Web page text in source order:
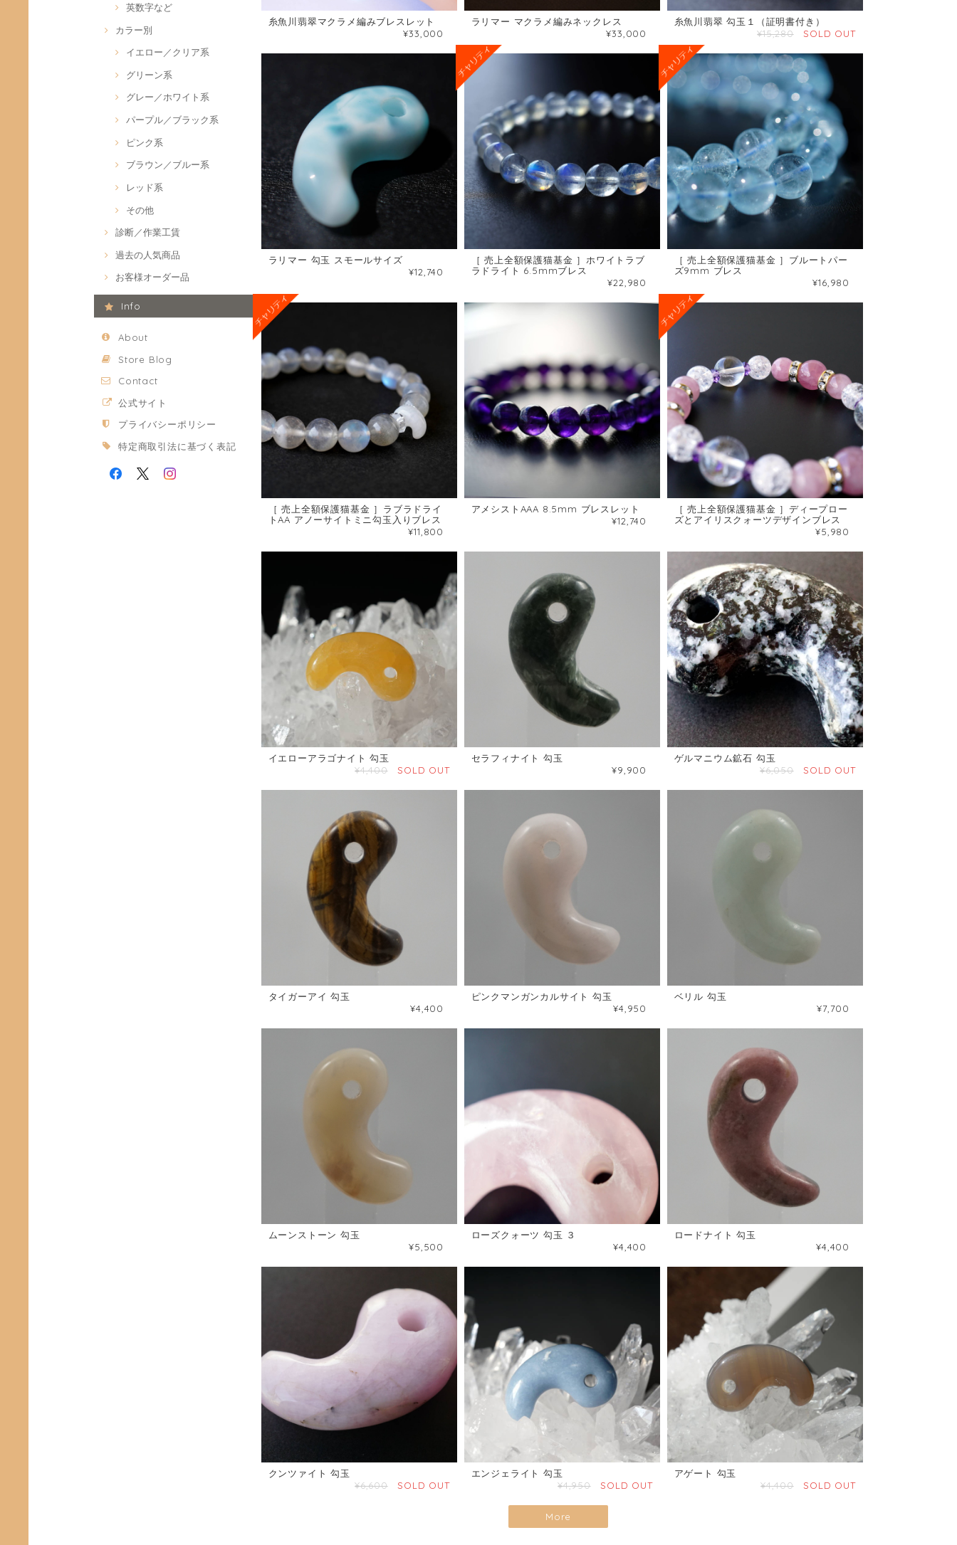
英数字など
カラー別
イエロー／クリア系
グリーン系
グレー／ホワイト系
パープル／ブラック系
ピンク系
ブラウン／ブルー系
レッド系
その他
診断／作業工賃
過去の人気商品
お客様オーダー品
Info
About
Store Blog
Contact
公式サイト
プライバシーポリシー
特定商取引法に基づく表記
糸魚川翡翠マクラメ編みブレスレット
¥33,000
ラリマー マクラメ編みネックレス
¥33,000
糸魚川翡翠 勾玉１（証明書付き）
¥15,280
SOLD OUT
ラリマー 勾玉 スモールサイズ
¥12,740
［ 売上全額保護猫基金 ］ホワイトラブ
ラドライト 6.5mmブレス
¥22,980
［ 売上全額保護猫基金 ］ブルートパー
ズ9mm ブレス
¥16,980
［ 売上全額保護猫基金 ］ラブラドライ
トAA アノーサイトミニ勾玉入りブレス
¥11,800
アメシストAAA 8.5mm ブレスレット
¥12,740
［ 売上全額保護猫基金 ］ディープロー
ズとアイリスクォーツデザインブレス
¥5,980
イエローアラゴナイト 勾玉
¥4,400
SOLD OUT
セラフィナイト 勾玉
¥9,900
ゲルマニウム鉱石 勾玉
¥6,050
SOLD OUT
タイガーアイ 勾玉
¥4,400
ピンクマンガンカルサイト 勾玉
¥4,950
ベリル 勾玉
¥7,700
ムーンストーン 勾玉
¥5,500
ローズクォーツ 勾玉 ３
¥4,400
ロードナイト 勾玉
¥4,400
クンツァイト 勾玉
¥6,600
SOLD OUT
エンジェライト 勾玉
¥4,950
SOLD OUT
アゲート 勾玉
¥4,400
SOLD OUT
More